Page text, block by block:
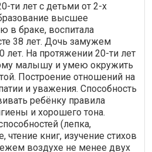
ти лет с детьми от 2-х
высшее
в браке, воспитала
38 лет. Дочь замужем
лет. На протяжении 20-ти лет
малышу и умею окружить
Построение отношений на
и уважения. Способность
ребёнку правила
и хорошего тона.
(лепка,
чтение книг, изучение стихов
воздухе не менее двух